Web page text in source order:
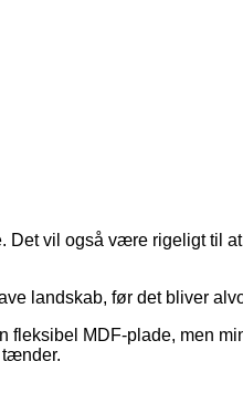
vil også være rigeligt til
landskab, før det bliver
fleksibel MDF-plade, men
tænder.